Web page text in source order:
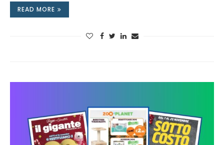
READ MORE